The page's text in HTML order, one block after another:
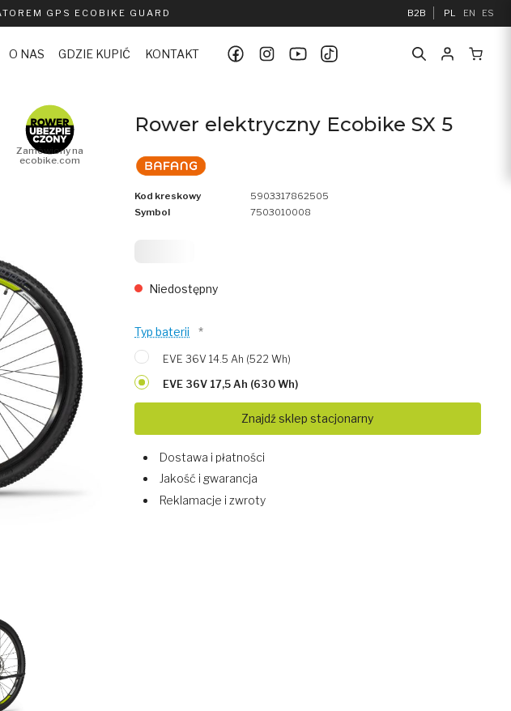
GPS ECOBIKE GUARD B2B PL EN ES
O NAS GDZIE KUPIĆ KONTAKT
Zamówiony na
ecobike.com
Rower elektryczny Ecobike SX 5
Kod kreskowy
5903317862505
Symbol
7503010008
Niedostępny
Typ baterii *
EVE 36V 14.5 Ah (522 Wh)
EVE 36V 17,5 Ah (630 Wh)
Znajdź sklep stacjonarny
Dostawa i płatności
Jakość i gwarancja
Reklamacje i zwroty